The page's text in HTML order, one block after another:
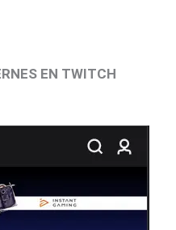
EN TWITCH